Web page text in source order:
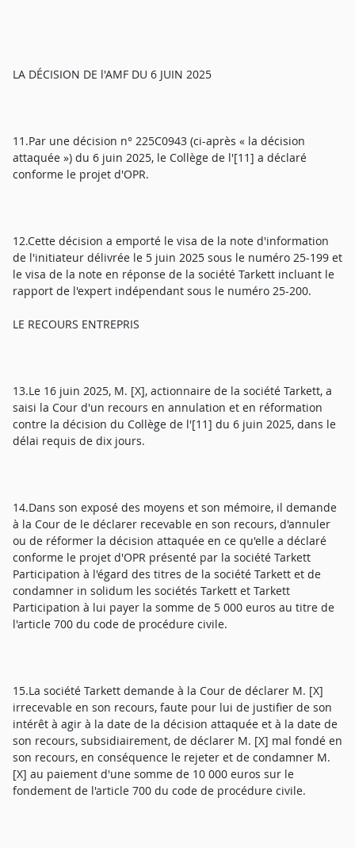
LA DÉCISION DE l'AMF DU 6 JUIN 2025
11.Par une décision n° 225C0943 (ci-après « la décision
attaquée ») du 6 juin 2025, le Collège de l'[11] a déclaré
conforme le projet d'OPR.
12.Cette décision a emporté le visa de la note d'information
de l'initiateur délivrée le 5 juin 2025 sous le numéro 25-199 et
le visa de la note en réponse de la société Tarkett incluant le
rapport de l'expert indépendant sous le numéro 25-200.
LE RECOURS ENTREPRIS
13.Le 16 juin 2025, M. [X], actionnaire de la société Tarkett, a
saisi la Cour d'un recours en annulation et en réformation
contre la décision du Collège de l'[11] du 6 juin 2025, dans le
délai requis de dix jours.
14.Dans son exposé des moyens et son mémoire, il demande
à la Cour de le déclarer recevable en son recours, d'annuler
ou de réformer la décision attaquée en ce qu'elle a déclaré
conforme le projet d'OPR présenté par la société Tarkett
Participation à l'égard des titres de la société Tarkett et de
condamner in solidum les sociétés Tarkett et Tarkett
Participation à lui payer la somme de 5 000 euros au titre de
l'article 700 du code de procédure civile.
15.La société Tarkett demande à la Cour de déclarer M. [X]
irrecevable en son recours, faute pour lui de justifier de son
intérêt à agir à la date de la décision attaquée et à la date de
son recours, subsidiairement, de déclarer M. [X] mal fondé en
son recours, en conséquence le rejeter et de condamner M.
[X] au paiement d'une somme de 10 000 euros sur le
fondement de l'article 700 du code de procédure civile.